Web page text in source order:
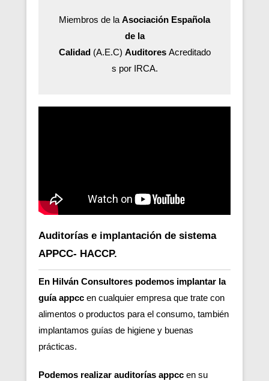
Miembros de la Asociación Española
de la
Calidad(A.E.C) AuditoresAcreditado
s por IRCA.
Auditorías e implantación de sistema
APPCC- HACCP.
En Hilván Consultores podemos implantar la
guía appcc en cualquier empresa que trate con
alimentos o productos para el consumo, también
implantamos guías de higiene y buenas
prácticas.
Podemos realizar auditorías appcc en su